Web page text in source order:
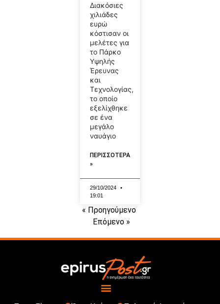
Διακόσιες
χιλιάδες
ευρώ
κόστισαν οι
μελέτες για
το Πάρκο
Υψηλής
Έρευνας
και
Τεχνολογίας,
το οποίο
εξελίχθηκε
σε ένα
μεγάλο
ναυάγιο
ΠΕΡΙΣΣΟΤΕΡΑ
»
29/10/2024
19:01
« Προηγούμενο
Επόμενο »